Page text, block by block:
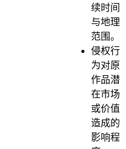
续时间
与地理
范围。
侵权行
为对原
作品潜
在市场
或价值
造成的
影响程